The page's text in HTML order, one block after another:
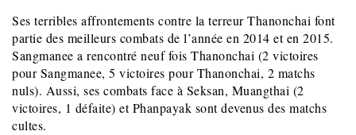
Ses terribles affrontements contre la terreur Thanonchai font
partie des meilleurs combats de l’année en 2014 et en 2015.
Sangmanee a rencontré neuf fois Thanonchai (2 victoires
pour Sangmanee, 5 victoires pour Thanonchai, 2 matchs
nuls). Aussi, ses combats face à Seksan, Muangthai (2
victoires, 1 défaite) et Phanpayak sont devenus des matchs
cultes.